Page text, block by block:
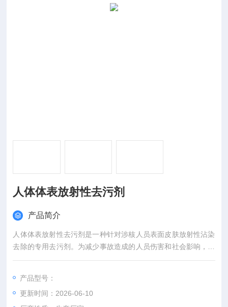
人体体表放射性去污剂
产品简介
人体体表放射性去污剂是一种针对涉核人员表面皮肤放射性沾染
去除的专用去污剂。为减少事故造成的人员伤害和社会影响，保
障公众身体健康，维护社会稳定，专门针对可能发生放射性污染
基地储备产品。
产品型号：
更新时间：2026-06-10